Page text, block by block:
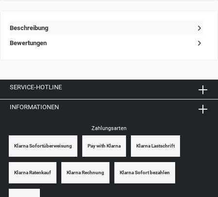
Beschreibung
Bewertungen
SERVICE-HOTLINE
INFORMATIONEN
Zahlungsarten
Klarna Sofortüberweisung Pay with Klarna Klarna Lastschrift
Klarna Ratenkauf Klarna Rechnung Klarna Sofort bezahlen